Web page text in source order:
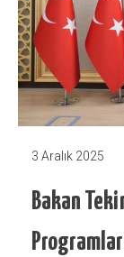
3 Aralık 2025
Bakan